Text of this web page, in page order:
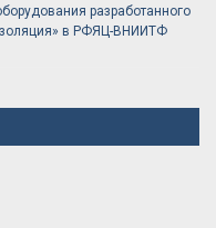
разработанного
в РФЯЦ-ВНИИТФ